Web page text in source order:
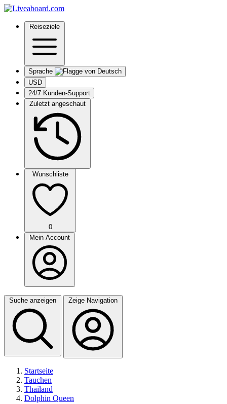
Reiseziele
Sprache
USD
24/7 Kunden-Support
Zuletzt angeschaut
Wunschliste
0
Mein Account
Suche anzeigen Zeige Navigation
Startseite
Tauchen
Thailand
Dolphin Queen